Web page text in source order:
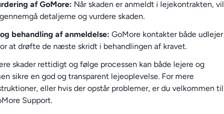
af GoMore: Når skaden er anmeldt i lejekontrakten, vil
detaljerne og vurdere skaden.
behandling af anmeldelse: GoMore kontakter både udlejer
at drøfte de næste skridt i behandlingen af kravet.
skader rettidigt og følge processen kan både lejere og
sikre en god og transparent lejeoplevelse. For mere
eller hvis der opstår problemer, er du velkommen til
Support.